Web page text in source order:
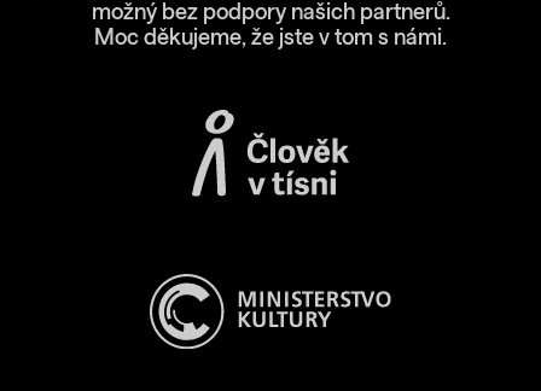
možný bez podpory našich partnerů.
Moc děkujeme, že jste v tom s námi.